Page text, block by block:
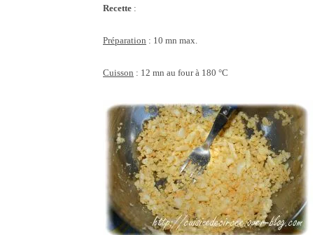
Recette :
Préparation : 10 mn max.
Cuisson : 12 mn au four à 180 °C